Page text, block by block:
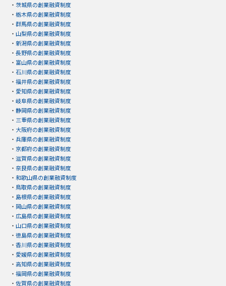
・ 茨城県の創業融資制度
・ 栃木県の創業融資制度
・ 群馬県の創業融資制度
・ 山梨県の創業融資制度
・ 新潟県の創業融資制度
・ 長野県の創業融資制度
・ 富山県の創業融資制度
・ 石川県の創業融資制度
・ 福井県の創業融資制度
・ 愛知県の創業融資制度
・ 岐阜県の創業融資制度
・ 静岡県の創業融資制度
・ 三重県の創業融資制度
・ 大阪府の創業融資制度
・ 兵庫県の創業融資制度
・ 京都府の創業融資制度
・ 滋賀県の創業融資制度
・ 奈良県の創業融資制度
・ 和歌山県の創業融資制度
・ 鳥取県の創業融資制度
・ 島根県の創業融資制度
・ 岡山県の創業融資制度
・ 広島県の創業融資制度
・ 山口県の創業融資制度
・ 徳島県の創業融資制度
・ 香川県の創業融資制度
・ 愛媛県の創業融資制度
・ 高知県の創業融資制度
・ 福岡県の創業融資制度
・ 佐賀県の創業融資制度